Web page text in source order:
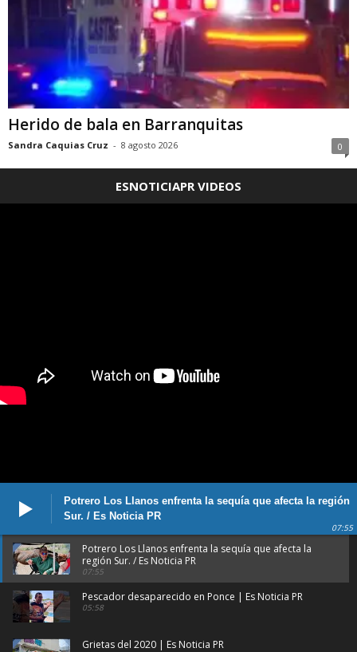
Herido de bala en Barranquitas
Sandra Caquias Cruz - 8 agosto 2026 0
ESNOTICIAPR VIDEOS
Potrero Los Llanos enfrenta la sequía que afecta la región
Sur. / Es Noticia PR
07:55
Potrero Los Llanos enfrenta la sequía que afecta la
región Sur. / Es Noticia PR
07:55
Pescador desaparecido en Ponce | Es Noticia PR
05:58
Grietas del 2020 | Es Noticia PR